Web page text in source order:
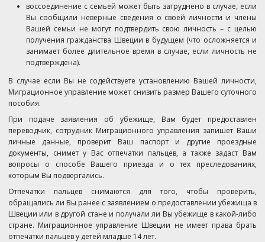
воссоединение с семьей может быть затруднено в случае, если
Вы сообщили неверные сведения о своей личности и члены
Вашей семьи не могут подтвердить свою личность – с целью
получения гражданства Швеции в будущем (что осложняется и
занимает более длительное время в случае, если личность не
подтверждена).
В случае если Вы не содействуете установлению Вашей личности,
Миграционное управление может снизить размер Вашего суточного
пособия.
При подаче заявления об убежище, Вам будет предоставлен
переводчик, сотрудник Миграционного управления запишет Ваши
личные данные, проверит Ваш паспорт и другие проездные
документы, снимет у Вас отпечатки пальцев, а также задаст Вам
вопросы о способе Вашего приезда и о тех преследованиях,
которым Вы подвергались.
Отпечатки пальцев снимаются для того, чтобы проверить,
обращались ли Вы ранее с заявлением о предоставлении убежища в
Швеции или в другой стане и получали ли Вы убежище в какой-либо
стране. Миграционное управление Швеции не имеет права брать
отпечатки пальцев у детей младше 14 лет.